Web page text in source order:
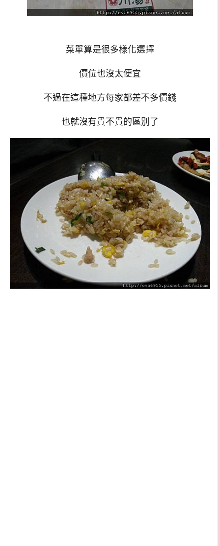
菜單算是很多樣化選擇
價位也沒太便宜
不過在這種地方每家都差不多價錢
也就沒有貴不貴的區別了